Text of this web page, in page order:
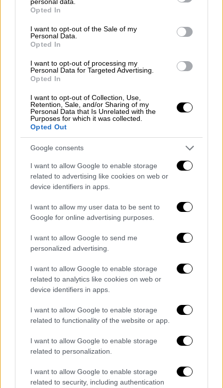
grant or deny consent to Google and its third-party tags to
use your data for below specified purposes in below Google
consent section.
Opted In
I want to opt-out of the Sale of my
Personal Data.
Opted In
I want to opt-out of processing my
Personal Data for Targeted Advertising.
Opted In
I want to opt-out of Collection, Use,
Retention, Sale, and/or Sharing of my
Personal Data that Is Unrelated with the
Purposes for which it was collected.
Opted Out
Google consents
I want to allow Google to enable storage
related to advertising like cookies on web or
device identifiers in apps.
I want to allow my user data to be sent to
Google for online advertising purposes.
I want to allow Google to send me
personalized advertising.
I want to allow Google to enable storage
related to analytics like cookies on web or
device identifiers in apps.
I want to allow Google to enable storage
related to functionality of the website or app.
I want to allow Google to enable storage
related to personalization.
I want to allow Google to enable storage
related to security, including authentication
Αθλητισμός |18.02.2026 21:48
«εξάσφαιρη» Νιούκαστλ με καρέ του
τρομερού Γκόρντον!
Η Νιούκαστλ επικράτησαν 6-1 στην έδρα
της Καραμπάγκ